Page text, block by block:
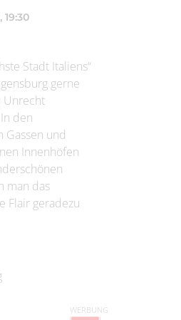
, 19:30
Stadt Italiens“
gerne
Unrecht
den
Gassen und
Innenhöfen
man das
Flair geradezu
WERBUNG